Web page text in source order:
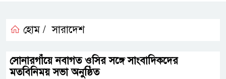
আহ্বান
হোম / সারাদেশ
সোনারগাঁয়ে নবাগত ওসির সঙ্গে সাংবাদিকদের
মতবিনিময় সভা অনুষ্ঠিত